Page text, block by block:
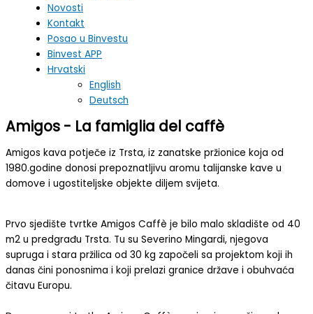
Novosti
Kontakt
Posao u Binvestu
Binvest APP
Hrvatski
English
Deutsch
Amigos - La famiglia del caffè
Amigos kava potječe iz Trsta, iz zanatske pržionice koja od
1980.godine donosi prepoznatljivu aromu talijanske kave u
domove i ugostiteljske objekte diljem svijeta.
Prvo sjedište tvrtke Amigos Caffè je bilo malo skladište od 40
m2 u predgrađu Trsta. Tu su Severino Mingardi, njegova
supruga i stara pržilica od 30 kg započeli sa projektom koji ih
danas čini ponosnima i koji prelazi granice države i obuhvaća
čitavu Europu.